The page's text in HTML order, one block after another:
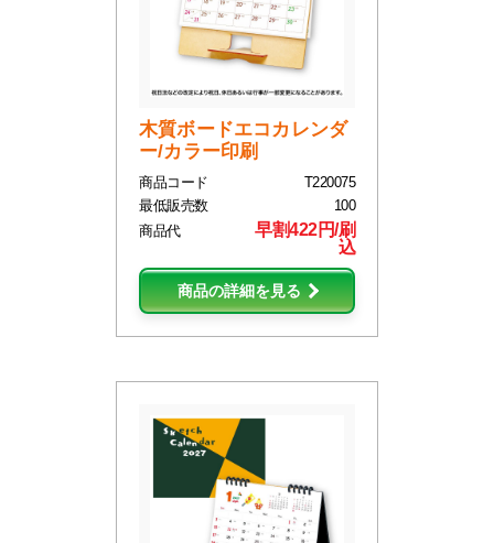
木質ボードエコカレンダ
ー/カラー印刷
商品コード
T220075
最低販売数
100
商品代
早割422円/刷
込
商品の詳細を見る